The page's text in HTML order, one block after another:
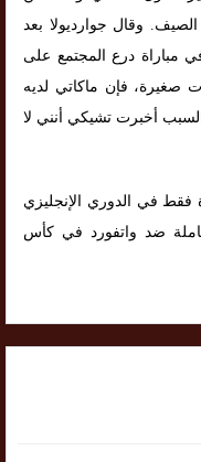
وقال جوارديولا بعد
في مباراة درع المجتمع على
صغيرة، فإن ماكاتي لديه
أخبرت تشيكي أنني لا
في الدوري الإنجليزي
الحين ولعب 90 دقيقة كاملة ضد واتفورد في كأس